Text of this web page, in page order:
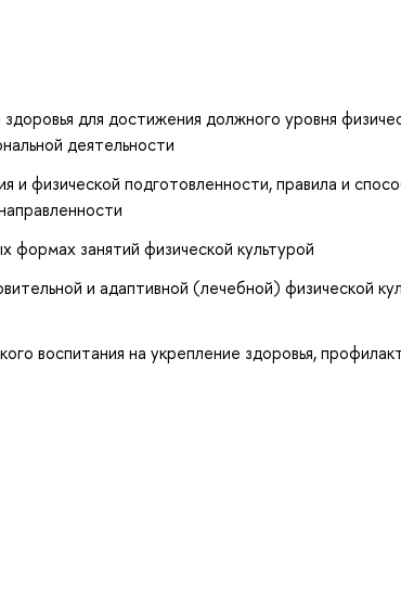
для достижения должного уровня
деятельности
и физической подготовленности, правила и
формах занятий физической культурой
и адаптивной (лечебной) физической
воспитания на укрепление здоровья,